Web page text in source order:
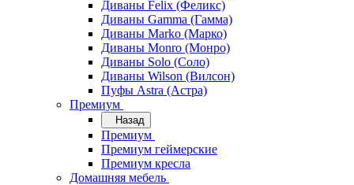
Диваны Felix (Феликс)
Диваны Gamma (Гамма)
Диваны Marko (Марко)
Диваны Monro (Монро)
Диваны Solo (Соло)
Диваны Wilson (Вилсон)
Пуфы Astra (Астра)
Премиум
Назад
Премиум
Премиум геймерские
Премиум кресла
Домашняя мебель